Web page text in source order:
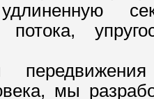
потока,
мы